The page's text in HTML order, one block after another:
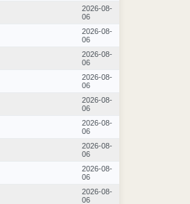
2026-08-
06
2026-08-
06
2026-08-
06
2026-08-
06
2026-08-
06
2026-08-
06
2026-08-
06
2026-08-
06
2026-08-
06